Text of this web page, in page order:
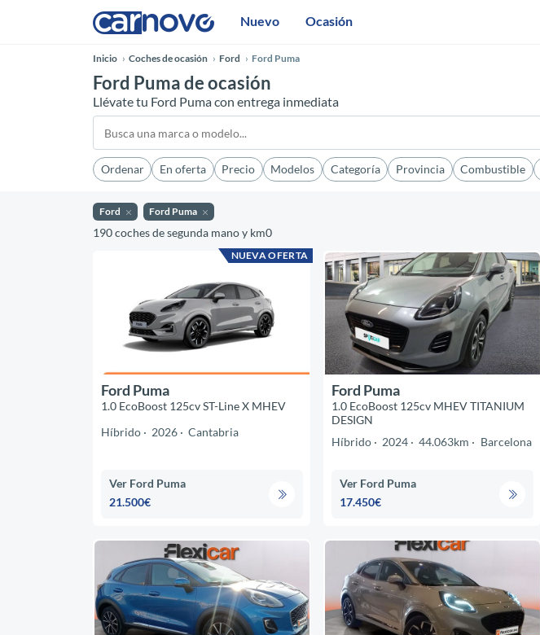
Nuevo Ocasión
Inicio Coches de ocasión Ford Ford Puma
Ford Puma de ocasión
Llévate tu Ford Puma con entrega inmediata
Ordenar En oferta Precio Modelos Categoría Provincia Combustible
Ford Ford Puma
190 coches de segunda mano y km0
NUEVA OFERTA
Ford Puma
1.0 EcoBoost 125cv ST-Line X MHEV
Híbrido
2026 Cantabria
Ver Ford Puma
21.500€
Ford Puma
1.0 EcoBoost 125cv MHEV TITANIUM
DESIGN
Híbrido
2024 44.063km Barcelona
Ver Ford Puma
17.450€